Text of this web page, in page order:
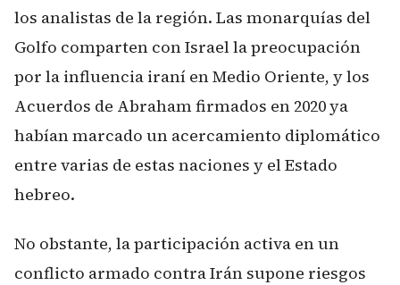
los analistas de la región. Las monarquías del
Golfo comparten con Israel la preocupación
por la influencia iraní en Medio Oriente, y los
Acuerdos de Abraham firmados en 2020 ya
habían marcado un acercamiento diplomático
entre varias de estas naciones y el Estado
hebreo.
No obstante, la participación activa en un
conflicto armado contra Irán supone riesgos